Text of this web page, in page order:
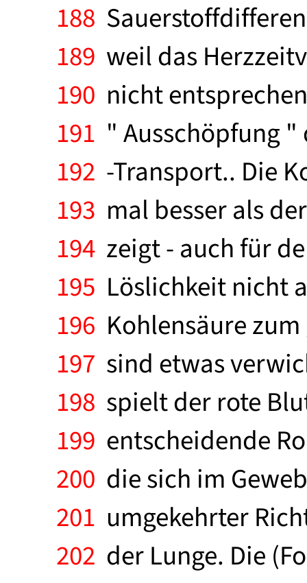
188
189 weil das
190 nicht
191 " Ausschöpfung
192 -Transport.. Die
193 mal besser als
194 zeigt - auch für
195 Löslichkeit nicht
196 Kohlensäure
197 sind etwas
198 spielt der rote
199 entscheidende
200 die sich im
201 umgekehrter
202 der Lunge. Die